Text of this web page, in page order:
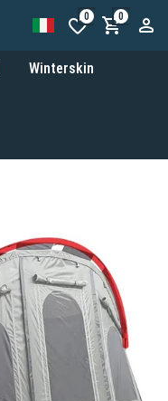
0 0
Winterskin